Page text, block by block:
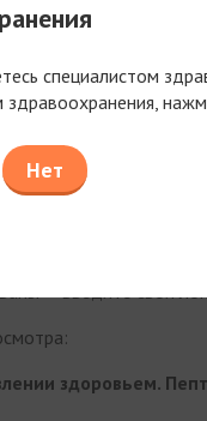
их лекторам
доступ к
LIFE ENERGY.
на сайте
— введите свой
здоровьем.
специалистом
здравоохранения,
Нет